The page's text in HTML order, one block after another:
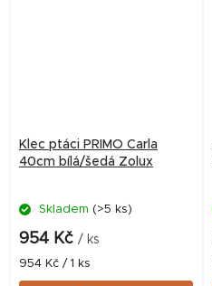
Klec ptáci PRIMO Carla
40cm bílá/šedá Zolux
Skladem (>5 ks)
954 Kč / ks
Měrná
cena:
954 Kč / 1 ks